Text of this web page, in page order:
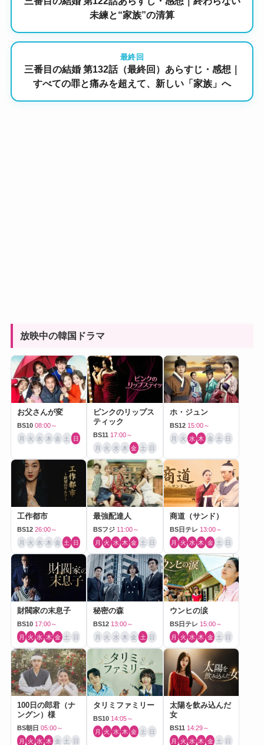
未練と“家族”の清算
最終回
三番目の結婚 第132話（最終回）あらすじ・感想｜
すべての罪と痛みを超えて、新しい「家族」へ
放映中の韓国ドラマ
お父さんが変
BS10 08:00～
月 火 水 木 金 土 日
ピンクのリップス
ティック
BS11 17:00～
月 火 水 木 金 土 日
ホ・ジュン
BS12 15:00～
月 火 水 木 金 土 日
工作都市
BS12 26:00～
月 火 水 木 金 土 日
最強配達人
BSフジ 11:00～
月 火 水 木 金 土 日
商道（サンド）
BS日テレ 13:00～
月 火 水 木 金 土 日
財閥家の末息子
BS10 17:00～
月 火 水 木 金 土 日
秘密の森
BS12 13:00～
月 火 水 木 金 土 日
ウンヒの涙
BS日テレ 15:00～
月 火 水 木 金 土 日
100日の郎君（ナ
ングン）様
BS朝日 05:00～
月 火 水 木 金 土 日
タリミファミリー
BS10 14:05～
月 火 水 木 金 土 日
太陽を飲み込んだ
女
BS11 14:29～
月 火 水 木 金 土 日